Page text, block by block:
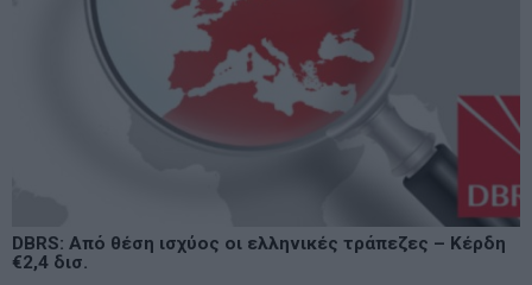
DBRS: Από θέση ισχύος οι ελληνικές τράπεζες – Κέρδη
€2,4 δισ.